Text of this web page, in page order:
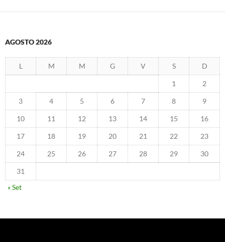
AGOSTO 2026
L M M G V S D
1 2
3 4 5 6 7 8 9
10 11 12 13 14 15 16
17 18 19 20 21 22 23
24 25 26 27 28 29 30
31
« Set